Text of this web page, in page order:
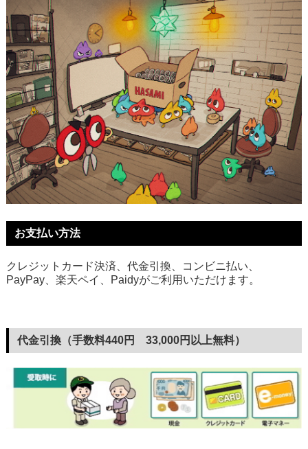
お支払い方法
クレジットカード決済、代金引換、コンビニ払い、
PayPay、楽天ペイ、Paidyがご利用いただけます。
代金引換（手数料440円 33,000円以上無料）